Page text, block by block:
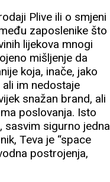
Plive ili o smjeni
zaposlenike što
lijekova mnogi
mišljenje da
koja, inače, jako
im nedostaje
snažan brand, ali
poslovanja. Isto
sasvim sigurno jedna
Teva je “space
postrojenja,